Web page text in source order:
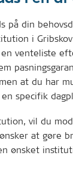
på din
i Gribskov
venteliste
at du har
specifik
vil du
at gøre
ønsket